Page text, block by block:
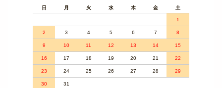
日 月 火 水 木 金 土
1
2 3 4 5 6 7 8
9 10 11 12 13 14 15
16 17 18 19 20 21 22
23 24 25 26 27 28 29
30 31